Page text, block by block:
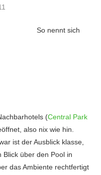
So nennt sich
(Central Park
also nix wie hin.
ist der Ausblick klasse,
Blick über den Pool in
das Ambiente rechtfertigt